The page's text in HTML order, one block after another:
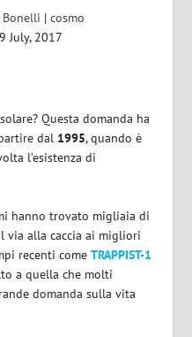
| cosmo
July, 2017
Questa domanda ha
dal 1995, quando è
l’esistenza di
hanno trovato migliaia di
via alla caccia ai migliori
recenti comeTRAPPIST-1
a quella che molti
domanda sulla vita